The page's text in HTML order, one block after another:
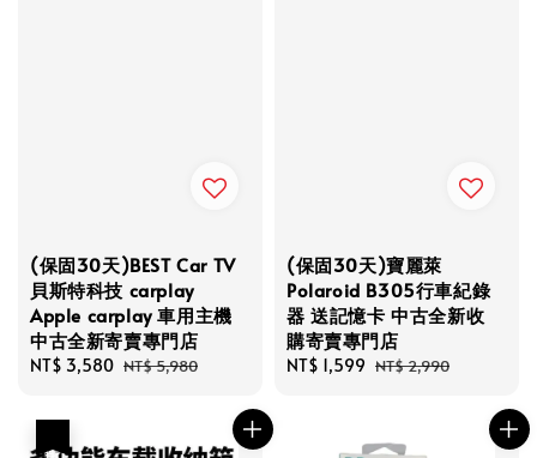
(保固30天)BEST Car TV
貝斯特科技 carplay
Apple carplay 車用主機
中古全新寄賣專門店
Sale
NT$ 3,580 Regular
NT$ 5,980
(保固30天)寶麗萊
Polaroid B305行車紀錄
器 送記憶卡 中古全新收
購寄賣專門店
Sale
NT$ 1,599 Regular
NT$ 2,990